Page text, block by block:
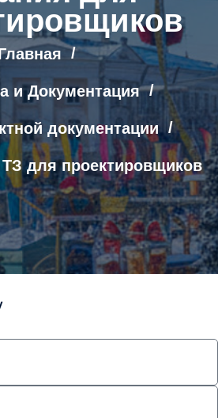
и Документация
документации
ТЗ для проектировщиков